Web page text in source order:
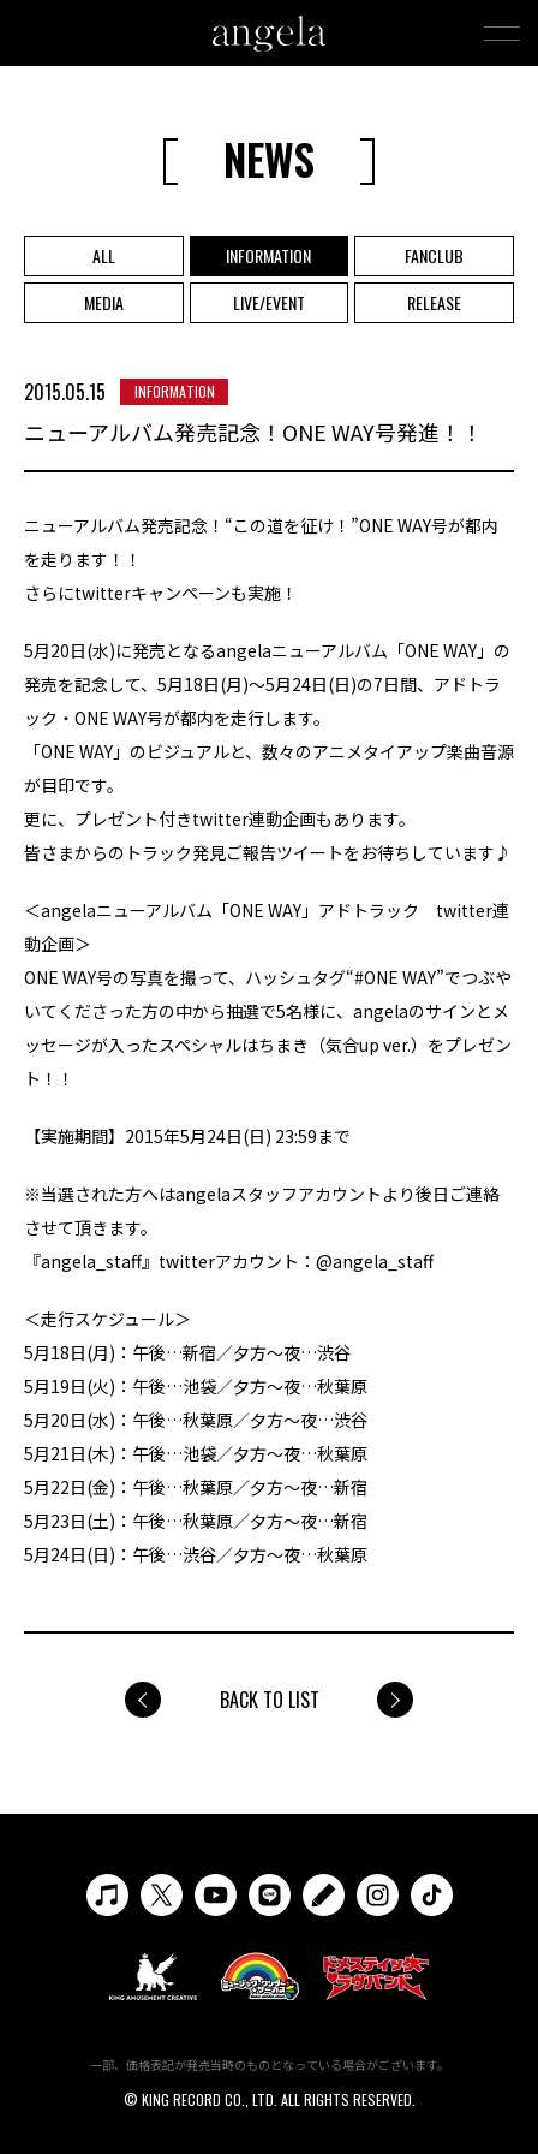
NEWS
ALL INFORMATION
FANCLUB
MEDIA
LIVE/EVENT RELEASE
2015.05.15 INFORMATION
ニューアルバム発売記念！ONE WAY号発進！！
ニューアルバム発売記念！“この道を征け！”ONE WAY号が都内
を走ります！！
さらにtwitterキャンペーンも実施！
5月20日(水)に発売となるangelaニューアルバム「ONE WAY」の
発売を記念して、5月18日(月)～5月24日(日)の7日間、アドトラ
ック・ONE WAY号が都内を走行します。
「ONE WAY」のビジュアルと、数々のアニメタイアップ楽曲音源
が目印です。
更に、プレゼント付きtwitter連動企画もあります。
皆さまからのトラック発見ご報告ツイートをお待ちしています♪
＜angelaニューアルバム「ONE WAY」アドトラック twitter連
動企画＞
ONE WAY号の写真を撮って、ハッシュタグ“#ONE WAY”でつぶや
いてくださった方の中から抽選で5名様に、angelaのサインとメ
ッセージが入ったスペシャルはちまき（気合up ver.）をプレゼン
ト！！
【実施期間】2015年5月24日(日) 23:59まで
※当選された方へはangelaスタッフアカウントより後日ご連絡
させて頂きます。
『angela_staff』twitterアカウント：@angela_staff
＜走行スケジュール＞
5月18日(月)：午後…新宿／夕方～夜…渋谷
5月19日(火)：午後…池袋／夕方～夜…秋葉原
5月20日(水)：午後…秋葉原／夕方～夜…渋谷
5月21日(木)：午後…池袋／夕方～夜…秋葉原
5月22日(金)：午後…秋葉原／夕方～夜…新宿
5月23日(土)：午後…秋葉原／夕方～夜…新宿
5月24日(日)：午後…渋谷／夕方～夜…秋葉原
BACK TO LIST
一部、価格表記が発売当時のものとなっている場合がございます。
© KING RECORD CO., LTD. ALL RIGHTS RESERVED.